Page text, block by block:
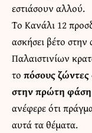
εστιάσουν αλλού.
Το Κανάλι 12
ασκήσει βέτο
Παλαιστινίων
το πόσους
στην πρώτη
ανέφερε ότι
αυτά τα θέματα.